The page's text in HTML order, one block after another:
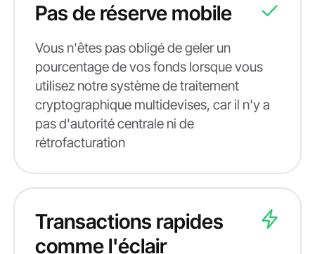
Pas de réserve mobile
Vous n'êtes pas obligé de geler un
pourcentage de vos fonds lorsque vous
utilisez notre système de traitement
cryptographique multidevises, car il n'y a
pas d'autorité centrale ni de
rétrofacturation
Transactions rapides
comme l'éclair